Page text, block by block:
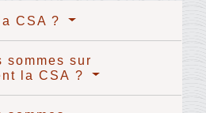
CSA ?
sommes sur
la CSA ?